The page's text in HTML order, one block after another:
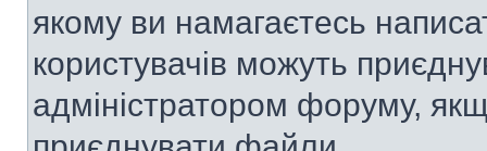
якому ви намагаєтесь
користувачів можуть
адміністратором форуму,